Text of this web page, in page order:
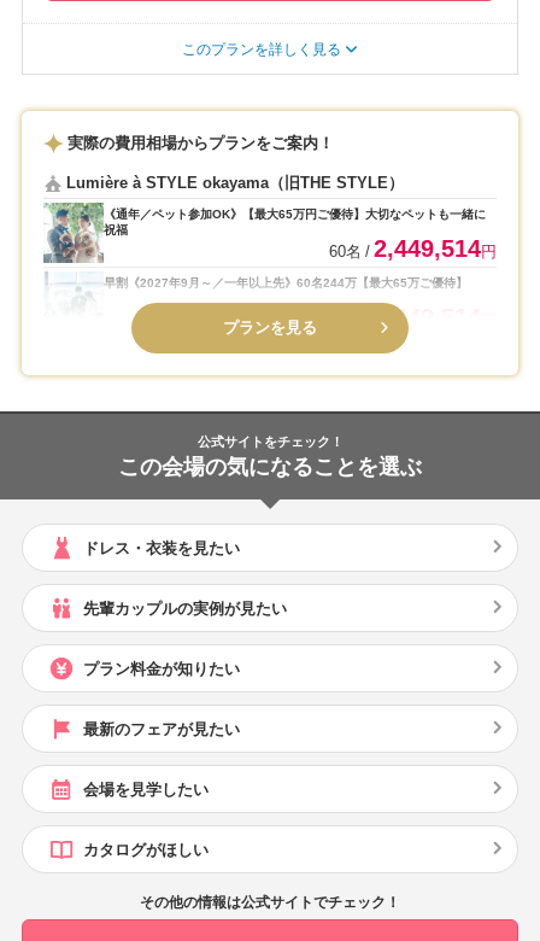
このプランを詳しく見る
実際の費用相場からプランをご案内！
Lumière à STYLE okayama（旧THE STYLE）
《通年／ペット参加OK》【最大65万円ご優待】大切なペットも一緒に
祝福
60名 2,449,514円
早割《2027年9月～／一年以上先》60名244万【最大65万ご優待】
2,449,514
プランを見る
公式サイトをチェック！
この会場の気になることを選ぶ
ドレス・衣装を見たい
先輩カップルの実例が見たい
プラン料金が知りたい
最新のフェアが見たい
会場を見学したい
カタログがほしい
その他の情報は公式サイトでチェック！